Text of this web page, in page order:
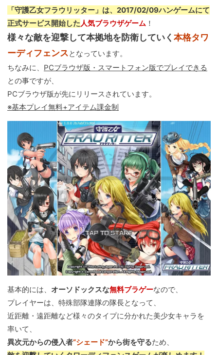
「守護乙女フラウリッター」は、2017/02/09ハンゲームにて
正式サービス開始した人気ブラウザゲーム ！
様々な敵を迎撃して本拠地を防衛していく 本格タワ
ーディフェンスとなっています。
ちなみに、 PCブラウザ版・スマートフォン版でプレイできる
との事ですが、
PCブラウザ版が先にリリースされています。
※基本プレイ無料+アイテム課金制
基本的には、 オーソドックスな無料ブラゲーなので、
プレイヤーは、特殊部隊連隊の隊長となって、
近距離・遠距離など様々のタイプに分かれた美少女キャラを
率いて、
異次元からの侵入者“シェード”から街を守るため、